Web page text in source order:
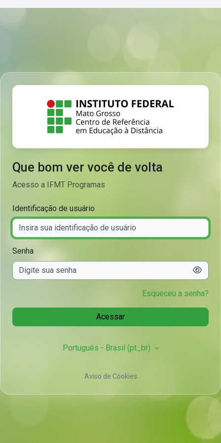
Que bom ver você de volta
Acesso a IFMT Programas
Identificação de usuário
Senha
Esqueceu a senha?
Acessar
Português - Brasil ‎(pt_br)‎
Aviso de Cookies